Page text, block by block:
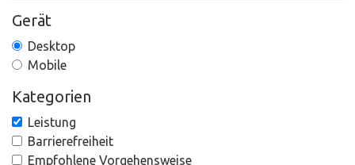
Gerät
Desktop
Mobile
Kategorien
Leistung
Barrierefreiheit
Empfohlene Vorgehensweise